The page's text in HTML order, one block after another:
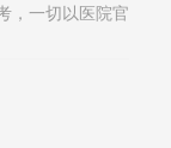
，一切以医院官